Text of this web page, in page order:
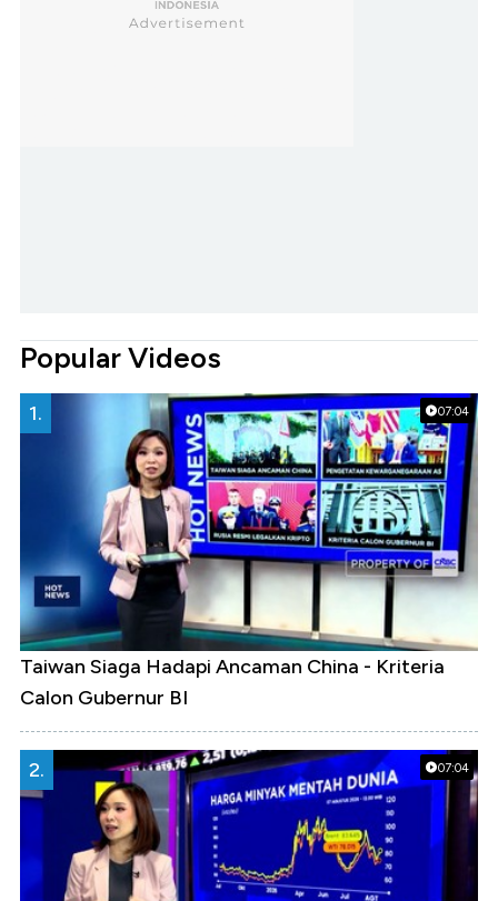
Popular Videos
07:04
1.
Taiwan Siaga Hadapi Ancaman China - Kriteria
Calon Gubernur BI
07:04
2.